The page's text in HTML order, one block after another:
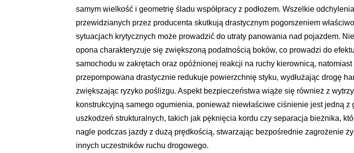
samym wielkość i geometrię śladu współpracy z podłożem. Wszelkie
przewidzianych przez producenta skutkują drastycznym pogorszeniem
sytuacjach krytycznych może prowadzić do utraty panowania nad pojazdem.
opona charakteryzuje się zwiększoną podatnością boków, co prowadzi do efektu
samochodu w zakrętach oraz opóźnionej reakcji na ruchy kierownicą, natomiast
przepompowana drastycznie redukuje powierzchnię styku, wydłużając drogę
zwiększając ryzyko poślizgu. Aspekt bezpieczeństwa wiąże się również z
konstrukcyjną samego ogumienia, ponieważ niewłaściwe ciśnienie jest jedną z
uszkodzeń strukturalnych, takich jak pęknięcia kordu czy separacja bieżnika,
nagle podczas jazdy z dużą prędkością, stwarzając bezpośrednie zagrożenie
innych uczestników ruchu drogowego.